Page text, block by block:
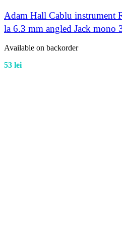
Adam Hall Cablu instrument
la 6.3 mm angled Jack mono
Available on backorder
53 lei